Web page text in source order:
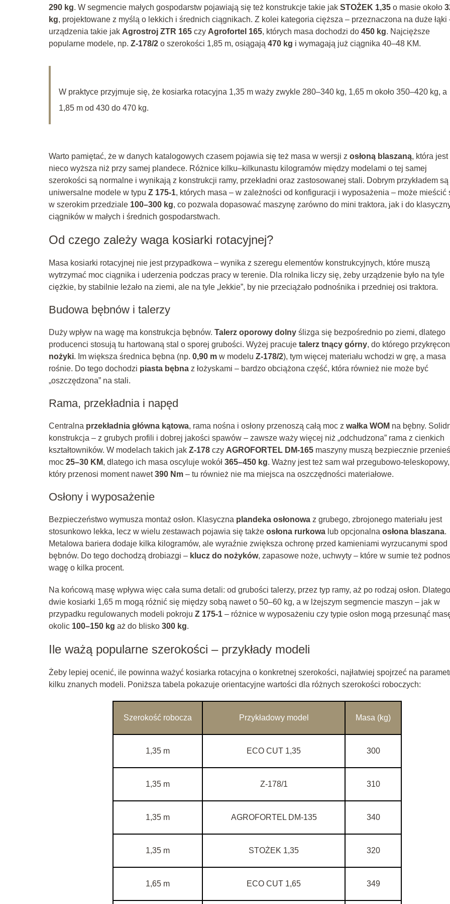
290 kg. W segmencie małych gospodarstw pojawiają się też konstrukcje takie jak STOŻEK 1,35 o masie około
kg, projektowane z myślą o lekkich i średnich ciągnikach. Z kolei kategoria cięższa – przeznaczona na duże łąki
urządzenia takie jak Agrostroj ZTR 165 czy Agrofortel 165, których masa dochodzi do 450 kg. Najcięższe
popularne modele, np. Z-178/2 o szerokości 1,85 m, osiągają 470 kg i wymagają już ciągnika 40–48 KM.
W praktyce przyjmuje się, że kosiarka rotacyjna 1,35 m waży zwykle 280–340 kg, 1,65 m około 350–420 kg, a
1,85 m od 430 do 470 kg.
Warto pamiętać, że w danych katalogowych czasem pojawia się też masa w wersji z osłoną blaszaną, która jest
nieco wyższa niż przy samej plandece. Różnice kilku–kilkunastu kilogramów między modelami o tej samej
szerokości są normalne i wynikają z konstrukcji ramy, przekładni oraz zastosowanej stali. Dobrym przykładem są
uniwersalne modele w typu Z 175-1, których masa – w zależności od konfiguracji i wyposażenia – może mieścić
w szerokim przedziale 100–300 kg, co pozwala dopasować maszynę zarówno do mini traktora, jak i do
ciągników w małych i średnich gospodarstwach.
Od czego zależy waga kosiarki rotacyjnej?
Masa kosiarki rotacyjnej nie jest przypadkowa – wynika z szeregu elementów konstrukcyjnych, które muszą
wytrzymać moc ciągnika i uderzenia podczas pracy w terenie. Dla rolnika liczy się, żeby urządzenie było na tyle
ciężkie, by stabilnie leżało na ziemi, ale na tyle „lekkie”, by nie przeciążało podnośnika i przedniej osi traktora.
Budowa bębnów i talerzy
Duży wpływ na wagę ma konstrukcja bębnów. Talerz oporowy dolny ślizga się bezpośrednio po ziemi, dlatego
producenci stosują tu hartowaną stal o sporej grubości. Wyżej pracuje talerz tnący górny, do którego
nożyki. Im większa średnica bębna (np. 0,90 m w modelu Z-178/2), tym więcej materiału wchodzi w grę, a masa
rośnie. Do tego dochodzi piasta bębna z łożyskami – bardzo obciążona część, która również nie może być
„oszczędzona” na stali.
Rama, przekładnia i napęd
Centralna przekładnia główna kątowa, rama nośna i osłony przenoszą całą moc z wałka WOM na bębny.
konstrukcja – z grubych profili i dobrej jakości spawów – zawsze waży więcej niż „odchudzona” rama z cienkich
kształtowników. W modelach takich jak Z-178 czy AGROFORTEL DM-165 maszyny muszą bezpiecznie
moc 25–30 KM, dlatego ich masa oscyluje wokół 365–450 kg. Ważny jest też sam wał przegubowo-teleskopowy,
który przenosi moment nawet390 Nm – tu również nie ma miejsca na oszczędności materiałowe.
Osłony i wyposażenie
Bezpieczeństwo wymusza montaż osłon. Klasyczna plandeka osłonowa z grubego, zbrojonego materiału jest
stosunkowo lekka, lecz w wielu zestawach pojawia się także osłona rurkowa lub opcjonalna osłona blaszana.
Metalowa bariera dodaje kilka kilogramów, ale wyraźnie zwiększa ochronę przed kamieniami wyrzucanymi spod
bębnów. Do tego dochodzą drobiazgi – klucz do nożyków, zapasowe noże, uchwyty – które w sumie też
wagę o kilka procent.
Na końcową masę wpływa więc cała suma detali: od grubości talerzy, przez typ ramy, aż po rodzaj osłon. Dlatego
dwie kosiarki 1,65 m mogą różnić się między sobą nawet o 50–60 kg, a w lżejszym segmencie maszyn – jak w
przypadku regulowanych modeli pokroju Z 175-1 – różnice w wyposażeniu czy typie osłon mogą przesunąć
okolic 100–150 kg aż do blisko 300 kg.
Ile ważą popularne szerokości – przykłady modeli
Żeby lepiej ocenić, ile powinna ważyć kosiarka rotacyjna o konkretnej szerokości, najłatwiej spojrzeć na
kilku znanych modeli. Poniższa tabela pokazuje orientacyjne wartości dla różnych szerokości roboczych:
Szerokość robocza Przykładowy model Masa (kg)
1,35 m ECO CUT 1,35 300
1,35 m Z-178/1 310
1,35 m AGROFORTEL DM-135 340
1,35 m STOŻEK 1,35 320
1,65 m ECO CUT 1,65 349